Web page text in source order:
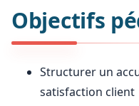
Objectifs
Structurer un
satisfaction client